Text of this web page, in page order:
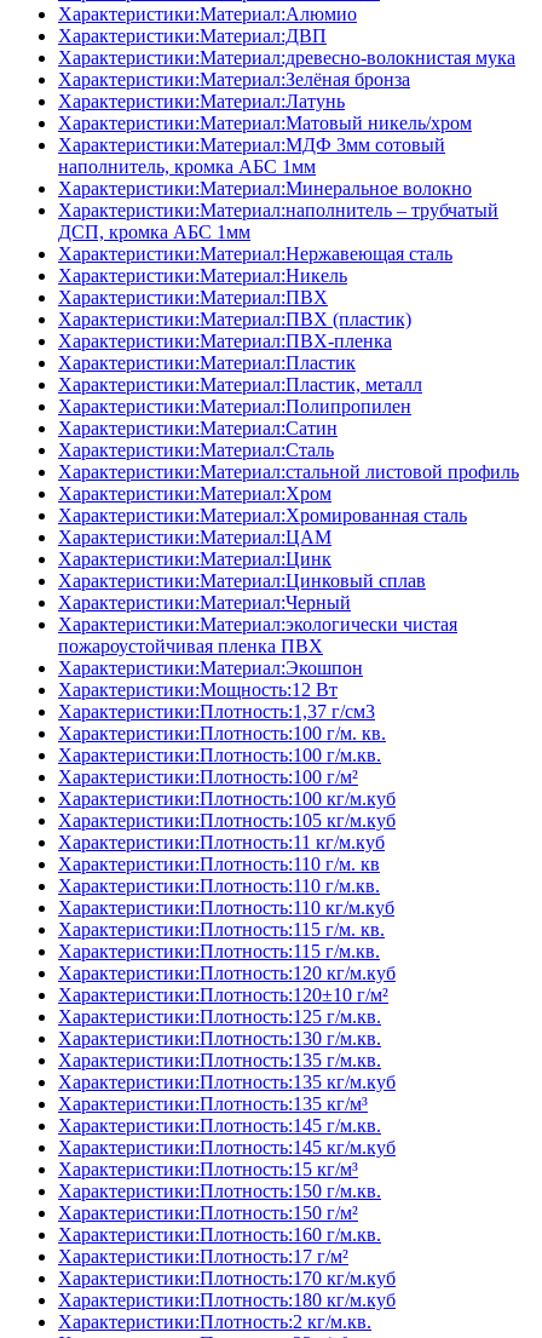
Характеристики:Материал:Алюмио
Характеристики:Материал:ДВП
Характеристики:Материал:древесно-волокнистая мука
Характеристики:Материал:Зелёная бронза
Характеристики:Материал:Латунь
Характеристики:Материал:Матовый никель/хром
Характеристики:Материал:МДФ 3мм сотовый
наполнитель, кромка AБC 1мм
Характеристики:Материал:Минеральное волокно
Характеристики:Материал:наполнитель – трубчатый
ДСП, кромка AБC 1мм
Характеристики:Материал:Нержавеющая сталь
Характеристики:Материал:Никель
Характеристики:Материал:ПВХ
Характеристики:Материал:ПВХ (пластик)
Характеристики:Материал:ПВХ-пленка
Характеристики:Материал:Пластик
Характеристики:Материал:Пластик, металл
Характеристики:Материал:Полипропилен
Характеристики:Материал:Сатин
Характеристики:Материал:Сталь
Характеристики:Материал:стальной листовой профиль
Характеристики:Материал:Хром
Характеристики:Материал:Хромированная сталь
Характеристики:Материал:ЦАМ
Характеристики:Материал:Цинк
Характеристики:Материал:Цинковый сплав
Характеристики:Материал:Черный
Характеристики:Материал:экологически чистая
пожароустойчивая пленка ПВХ
Характеристики:Материал:Экошпон
Характеристики:Мощность:12 Вт
Характеристики:Плотность:1,37 г/см3
Характеристики:Плотность:100 г/м. кв.
Характеристики:Плотность:100 г/м.кв.
Характеристики:Плотность:100 г/м²
Характеристики:Плотность:100 кг/м.куб
Характеристики:Плотность:105 кг/м.куб
Характеристики:Плотность:11 кг/м.куб
Характеристики:Плотность:110 г/м. кв
Характеристики:Плотность:110 г/м.кв.
Характеристики:Плотность:110 кг/м.куб
Характеристики:Плотность:115 г/м. кв.
Характеристики:Плотность:115 г/м.кв.
Характеристики:Плотность:120 кг/м.куб
Характеристики:Плотность:120±10 г/м²
Характеристики:Плотность:125 г/м.кв.
Характеристики:Плотность:130 г/м.кв.
Характеристики:Плотность:135 г/м.кв.
Характеристики:Плотность:135 кг/м.куб
Характеристики:Плотность:135 кг/м³
Характеристики:Плотность:145 г/м.кв.
Характеристики:Плотность:145 кг/м.куб
Характеристики:Плотность:15 кг/м³
Характеристики:Плотность:150 г/м.кв.
Характеристики:Плотность:150 г/м²
Характеристики:Плотность:160 г/м.кв.
Характеристики:Плотность:17 г/м²
Характеристики:Плотность:170 кг/м.куб
Характеристики:Плотность:180 кг/м.куб
Характеристики:Плотность:2 кг/м.кв.